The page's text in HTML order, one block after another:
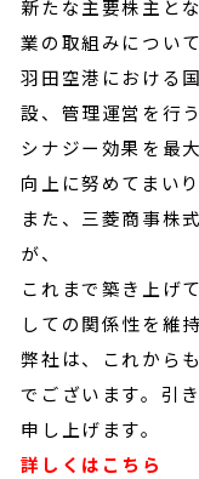
新たな主要株主と
業の取組みについ
羽田空港における
設、管理運営を行
シナジー効果を最
向上に努めてまいり
また、三菱商事株
が、
これまで築き上げ
しての関係性を維
弊社は、これから
でございます。引
申し上げます。
詳しくはこちら